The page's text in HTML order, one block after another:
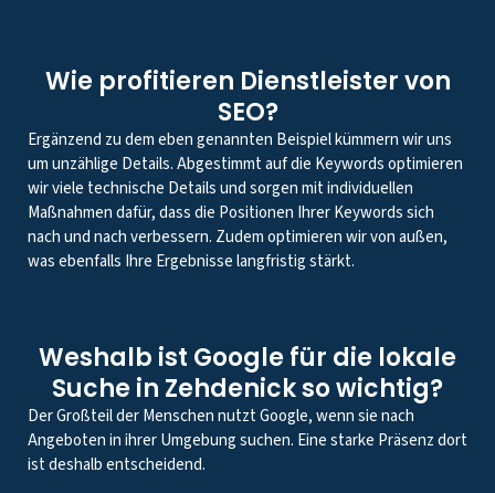
Wie profitieren Dienstleister von
SEO?
Ergänzend zu dem eben genannten Beispiel kümmern wir uns
um unzählige Details. Abgestimmt auf die Keywords optimieren
wir viele technische Details und sorgen mit individuellen
Maßnahmen dafür, dass die Positionen Ihrer Keywords sich
nach und nach verbessern. Zudem optimieren wir von außen,
was ebenfalls Ihre Ergebnisse langfristig stärkt.
Weshalb ist Google für die lokale
Suche in Zehdenick so wichtig?
Der Großteil der Menschen nutzt Google, wenn sie nach
Angeboten in ihrer Umgebung suchen. Eine starke Präsenz dort
ist deshalb entscheidend.